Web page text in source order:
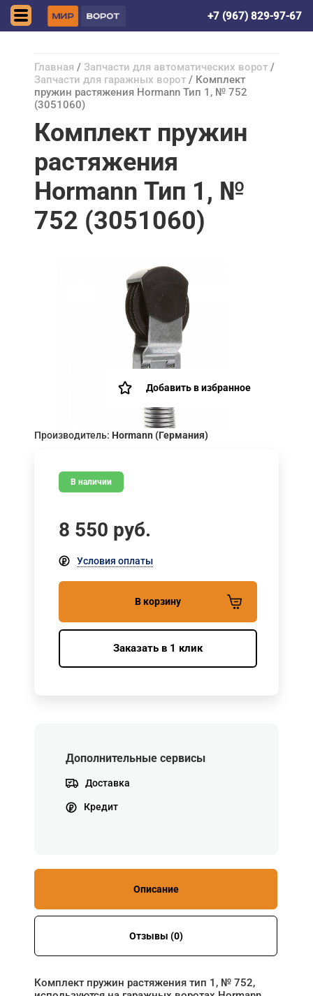
+7 (967) 829-97-67
Главная / Запчасти для автоматических ворот /
Запчасти для гаражных ворот / Комплект
пружин растяжения Hormann Тип 1, № 752
(3051060)
Комплект пружин
растяжения
Hormann Тип 1, №
752 (3051060)
Добавить в избранное
Производитель: Hormann (Германия)
В наличии
8 550 руб.
Условия оплаты
В корзину
Заказать в 1 клик
Дополнительные сервисы
Доставка
Кредит
Описание
Отзывы (0)
Комплект пружин растяжения тип 1, № 752,